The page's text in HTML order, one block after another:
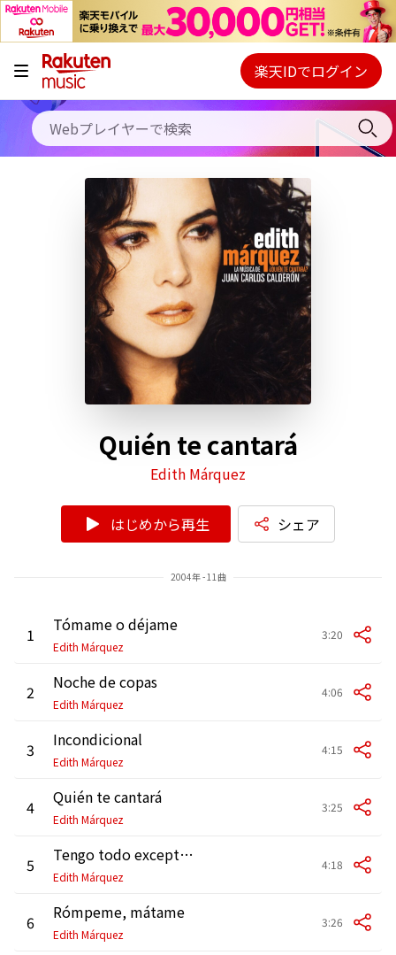
キャンペーン
料金プラン
使い方
初回30日間無料お試し
Webプレイヤー
ご契約内容の確認・変更
楽天IDでログイン
Quién te cantará
Edith Márquez
はじめから再生 シェア
2004年 - 11曲
1 Tómame o déjame
Edith Márquez
3:20
2 Noche de copas
Edith Márquez
4:06
3 Incondicional
Edith Márquez
4:15
4 Quién te cantará
Edith Márquez
3:25
5 Tengo todo excepto a ti
Edith Márquez
4:18
6 Rómpeme, mátame
Edith Márquez
3:26